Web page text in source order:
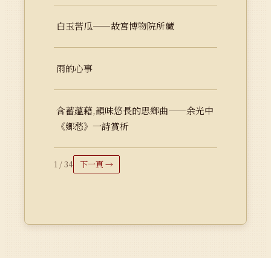
白玉苦瓜——故宮博物院所藏
雨的心事
含蓄蘊藉,韻味悠長的思鄉曲——余光中
《鄉愁》一詩賞析
1 / 34 下一頁 →